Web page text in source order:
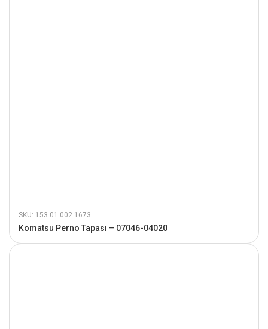
SKU: 153.01.002.1673
Komatsu Perno Tapası – 07046-04020